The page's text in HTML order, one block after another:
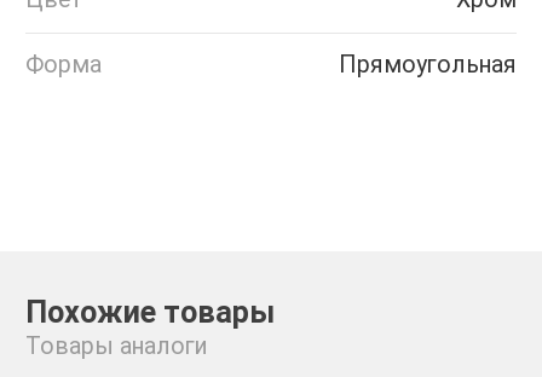
Форма Прямоугольная
Похожие товары
Товары аналоги